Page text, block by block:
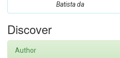
Batista da
Discover
Author